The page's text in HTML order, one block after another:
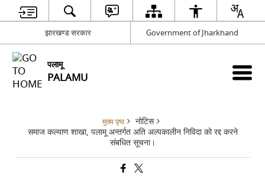
झारखण्ड सरकार Government of Jharkhand
पलामू
PALAMU
मुख्य पृष्ठ
नोटिस
समाज कल्याण शाखा, पलामू अन्तर्गत अति अल्पकालीन निविदा को रद्द करने
संबधित सूचना।